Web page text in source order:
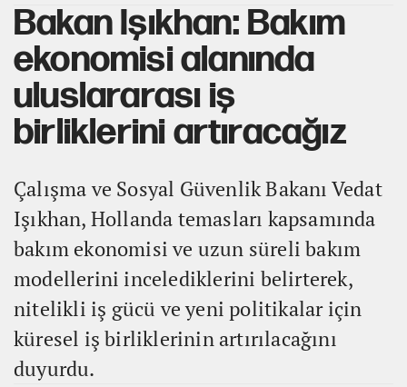
Bakan Işıkhan: Bakım
ekonomisi alanında
uluslararası iş
birliklerini artıracağız
Çalışma ve Sosyal Güvenlik Bakanı Vedat
Işıkhan, Hollanda temasları kapsamında
bakım ekonomisi ve uzun süreli bakım
modellerini incelediklerini belirterek,
nitelikli iş gücü ve yeni politikalar için
küresel iş birliklerinin artırılacağını
duyurdu.